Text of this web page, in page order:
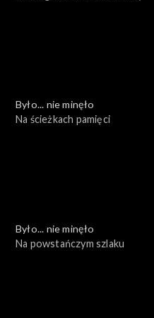
Było... nie minęło
Na ścieżkach pamięci
Było... nie minęło
Na powstańczym szlaku